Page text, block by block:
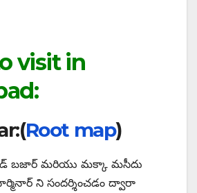
visit in
Root map)
బజార్ మరియు మక్కా మసీదు
ని సందర్శించడం ద్వారా